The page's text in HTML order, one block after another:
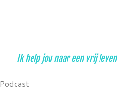
Ik help jou naar een vrij leven
Podcast